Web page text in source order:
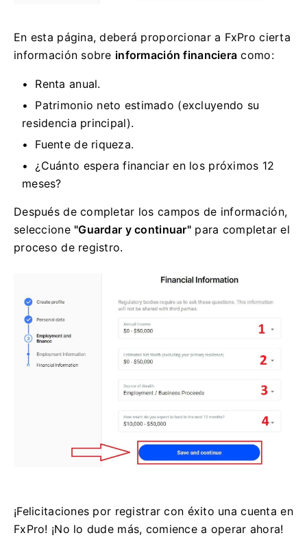
En esta página, deberá proporcionar a FxPro cierta
información sobre información financiera como:
Renta anual.
Patrimonio neto estimado (excluyendo su
residencia principal).
Fuente de riqueza.
¿Cuánto espera financiar en los próximos 12
meses?
Después de completar los campos de información,
seleccione "Guardar y continuar"para completar el
proceso de registro.
¡Felicitaciones por registrar con éxito una cuenta en
FxPro! ¡No lo dude más, comience a operar ahora!